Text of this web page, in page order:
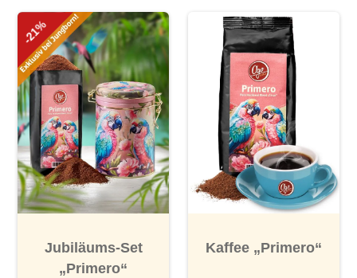
-21%
Jubiläums-Set
„Primero“
Kaffee „Primero“